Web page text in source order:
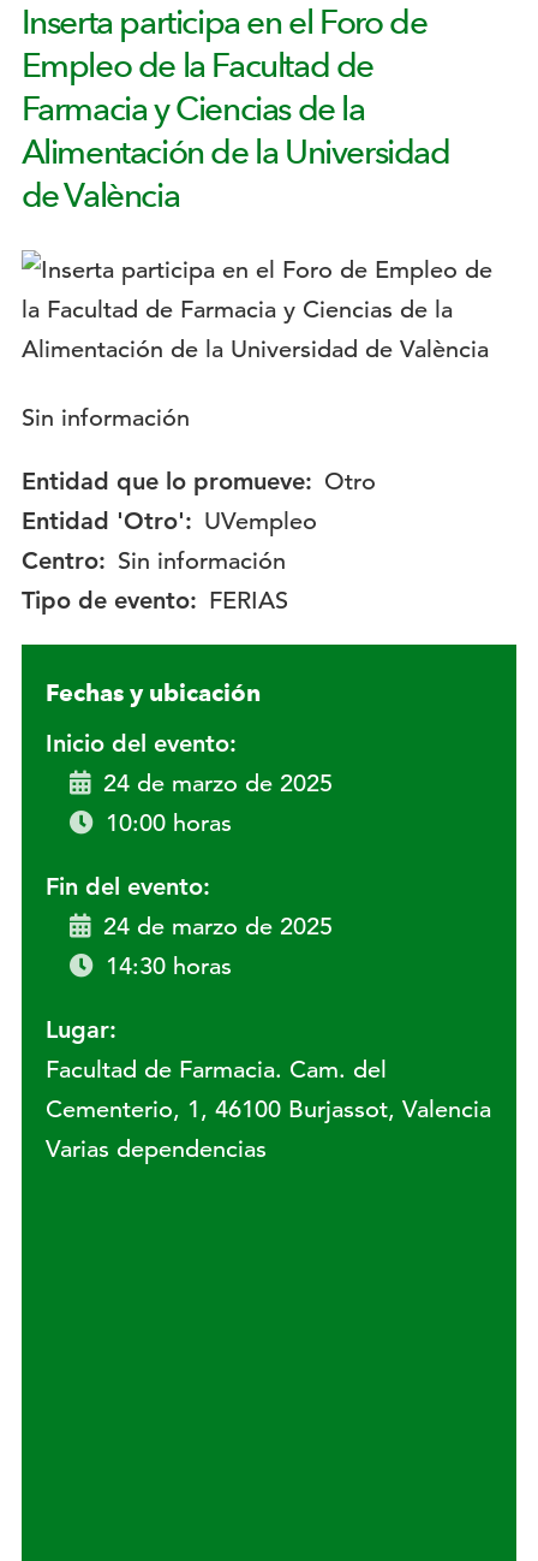
Inserta participa en el Foro de
Empleo de la Facultad de
Farmacia y Ciencias de la
Alimentación de la Universidad
de València
Logotipo:
Descripción:
Sin información
Entidad que lo promueve: Otro
Entidad 'Otro': UVempleo
Centro: Sin información
Tipo de evento: FERIAS
Fechas y ubicación
Inicio del evento:
24 de marzo de 2025
10:00 horas
Fin del evento:
24 de marzo de 2025
14:30 horas
Lugar:
Facultad de Farmacia. Cam. del
Cementerio, 1, 46100 Burjassot, Valencia
Varias dependencias